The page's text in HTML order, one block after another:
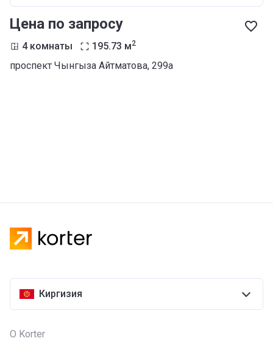
Цена по запросу
4 комнаты 195.73 м2
проспект Чынгыза Айтматова, 299а
Киргизия
О Korter